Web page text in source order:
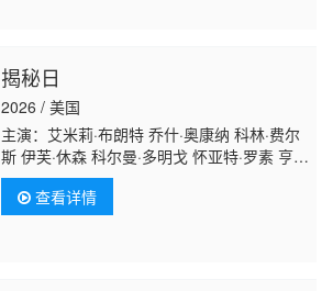
Batenburg
揭秘日
2026 / 美国
主演：艾米莉·布朗特 乔什·奥康纳 科林·费尔
斯 伊芙·休森 科尔曼·多明戈 怀亚特·罗素 亨利
·劳埃德-休斯 吉姆·帕拉克 迈克尔·加斯顿 麦肯
娜·布里杰 加比·比恩斯 汤米·马丁内兹 斯万米·
萨姆派奥 艾米丽·麦肯德里 埃利奥特·维拉
查看详情